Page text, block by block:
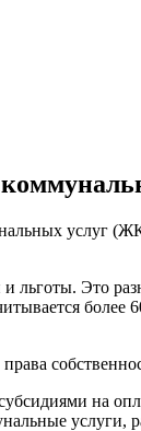
услуг
Это
права
на
услуги,